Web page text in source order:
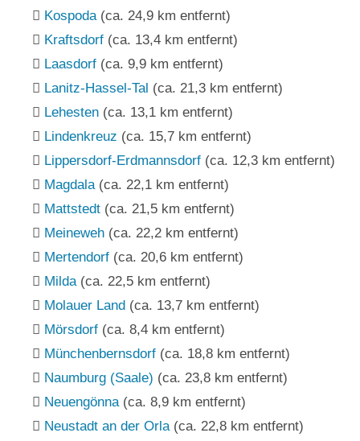
Kospoda (ca. 24,9 km entfernt)
Kraftsdorf (ca. 13,4 km entfernt)
Laasdorf (ca. 9,9 km entfernt)
Lanitz-Hassel-Tal (ca. 21,3 km entfernt)
Lehesten (ca. 13,1 km entfernt)
Lindenkreuz (ca. 15,7 km entfernt)
Lippersdorf-Erdmannsdorf (ca. 12,3 km entfernt)
Magdala (ca. 22,1 km entfernt)
Mattstedt (ca. 21,5 km entfernt)
Meineweh (ca. 22,2 km entfernt)
Mertendorf (ca. 20,6 km entfernt)
Milda (ca. 22,5 km entfernt)
Molauer Land (ca. 13,7 km entfernt)
Mörsdorf (ca. 8,4 km entfernt)
Münchenbernsdorf (ca. 18,8 km entfernt)
Naumburg (Saale) (ca. 23,8 km entfernt)
Neuengönna (ca. 8,9 km entfernt)
Neustadt an der Orla (ca. 22,8 km entfernt)